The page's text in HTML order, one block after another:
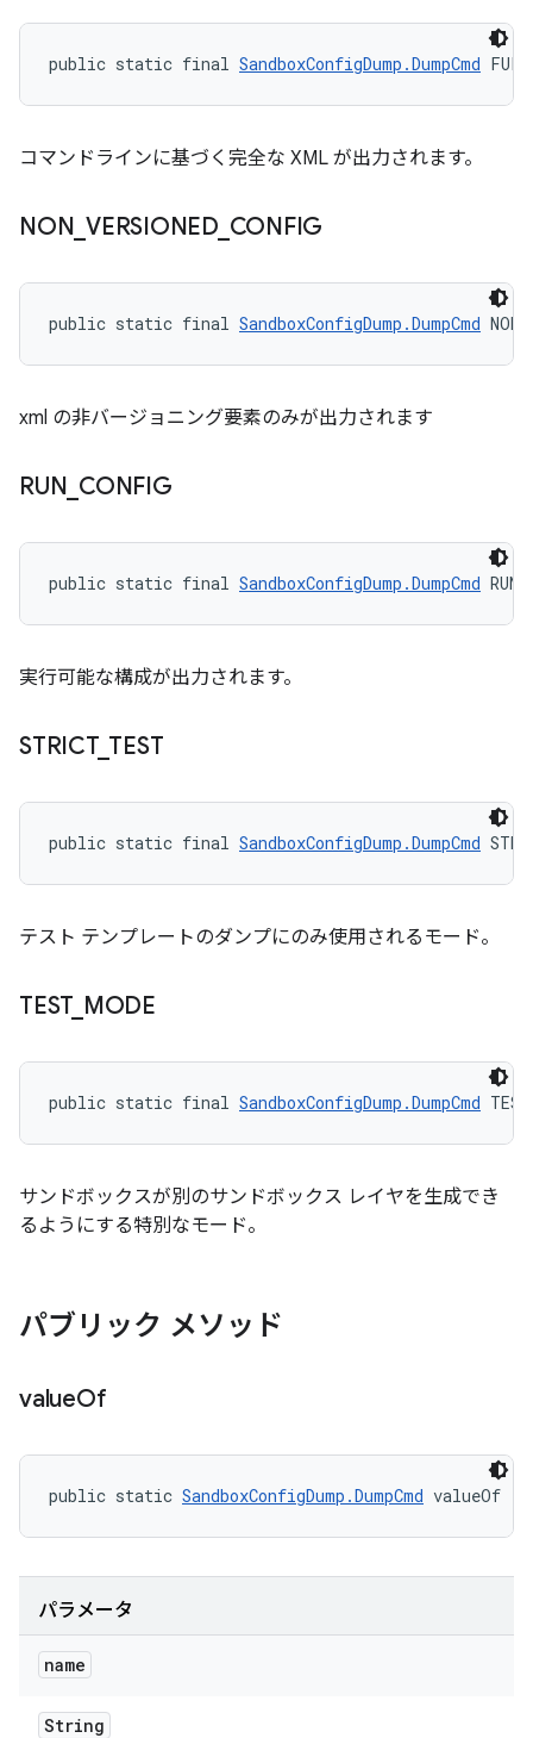
public static final SandboxConfigDump.DumpCmd
コマンドラインに基づく完全な XML が出力されます。
NON VERSIONED_ CONFIG
public static final SandboxConfigDump.DumpCmd
xml の非バージョニング要素のみが出力されます
RUN CONFIG
public static final SandboxConfigDump.DumpCmd
実行可能な構成が出力されます。
STRICT_ TEST
public static final SandboxConfigDump.DumpCmd
テスト テンプレートのダンプにのみ使用されるモード。
TEST_ MODE
public static final SandboxConfigDump.DumpCmd
サンドボックスが別のサンドボックス レイヤを生成でき
るようにする特別なモード。
パブリック メソッド
valueOf
public static SandboxConfigDump.DumpCmd valueOf
パラメータ
name
String